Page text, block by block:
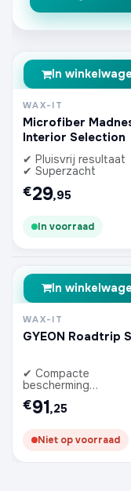
In
WAX-IT
Microfiber
Interior Selection
✔ Pluisvrij resultaat
✔ Superzacht
€29,95
In voorraad
In
WAX-IT
GYEON Roadtrip
✔ Compacte
bescherming
✔ Onderweg schoon
€91,25
Niet op voorraad